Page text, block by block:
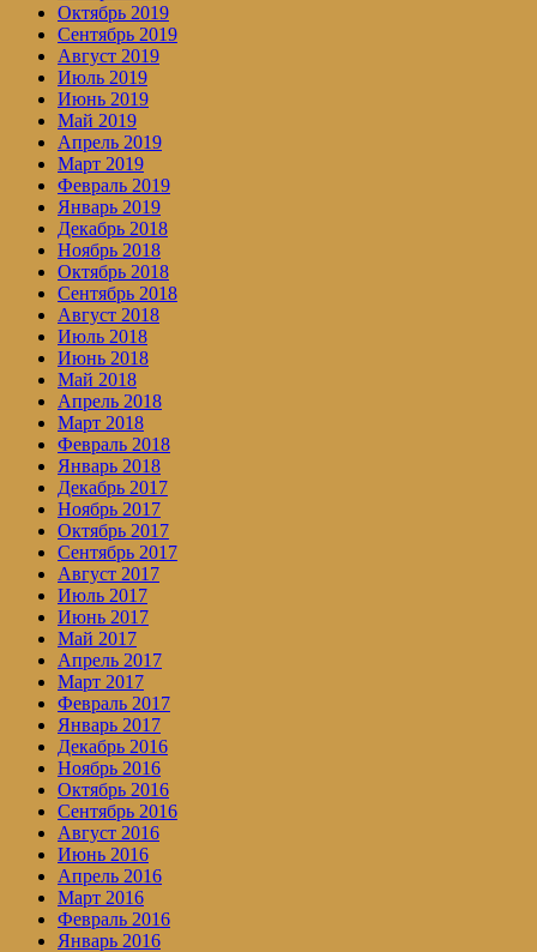
Октябрь 2019
Сентябрь 2019
Август 2019
Июль 2019
Июнь 2019
Май 2019
Апрель 2019
Март 2019
Февраль 2019
Январь 2019
Декабрь 2018
Ноябрь 2018
Октябрь 2018
Сентябрь 2018
Август 2018
Июль 2018
Июнь 2018
Май 2018
Апрель 2018
Март 2018
Февраль 2018
Январь 2018
Декабрь 2017
Ноябрь 2017
Октябрь 2017
Сентябрь 2017
Август 2017
Июль 2017
Июнь 2017
Май 2017
Апрель 2017
Март 2017
Февраль 2017
Январь 2017
Декабрь 2016
Ноябрь 2016
Октябрь 2016
Сентябрь 2016
Август 2016
Июнь 2016
Апрель 2016
Март 2016
Февраль 2016
Январь 2016